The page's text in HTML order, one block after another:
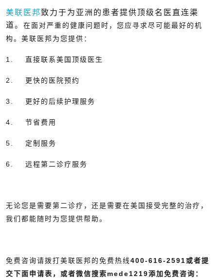
美联医邦致力于为亚洲的患者提供顶级名医直连渠
道。
在面对严重的健康问题时，您应寻求尽可能最好的机
构。美联医邦为您提供：
1. 直接联系美国顶级医生
2. 更快的医院预约
3. 更好的后续护理服务
4. 节省费用
5. 定制服务
6. 远程第二诊疗服务
无论您是需要第二诊疗，还是需要在美国接受完整的治疗，
我们都能随时为您提供帮助。
免费咨询请拨打美联医邦的免费热线400-616-2591或者提
交下面申请表，或者微信搜索mede1219添加免费咨询：